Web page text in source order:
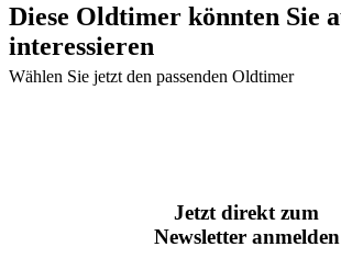
Diese Oldtimer könnten Sie
interessieren
Wählen Sie jetzt den passenden Oldtimer
Jetzt direkt zum
Newsletter anmelden